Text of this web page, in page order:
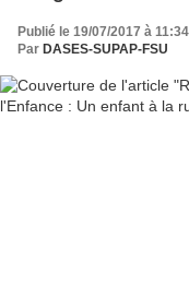
Publié le 19/07/2017 à 11:34
Par DASES-SUPAP-FSU